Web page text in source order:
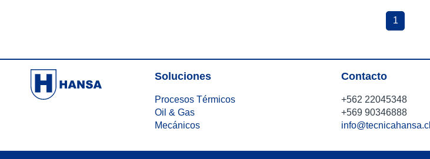
1
Soluciones
Procesos Térmicos
Oil & Gas
Mecánicos
Contacto
+562 22045348
+569 90346888
info@tecnicahansa.cl